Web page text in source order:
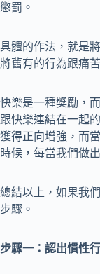
懲罰。
具體的作法，就是
將舊有的行為跟痛
快樂是一種獎勵，
跟快樂連結在一起
獲得正向增強，而
時候，每當我們做
總結以上，如果我
步驟。
步驟一：認出慣性